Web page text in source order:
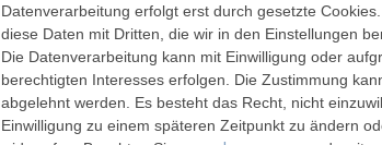
Datenverarbeitung erfolgt erst durch gesetzte
diese Daten mit Dritten, die wir in den Einstellungen
Die Datenverarbeitung kann mit Einwilligung oder
berechtigten Interesses erfolgen. Die Zustimmung
abgelehnt werden. Es besteht das Recht, nicht
Einwilligung zu einem späteren Zeitpunkt zu ändern